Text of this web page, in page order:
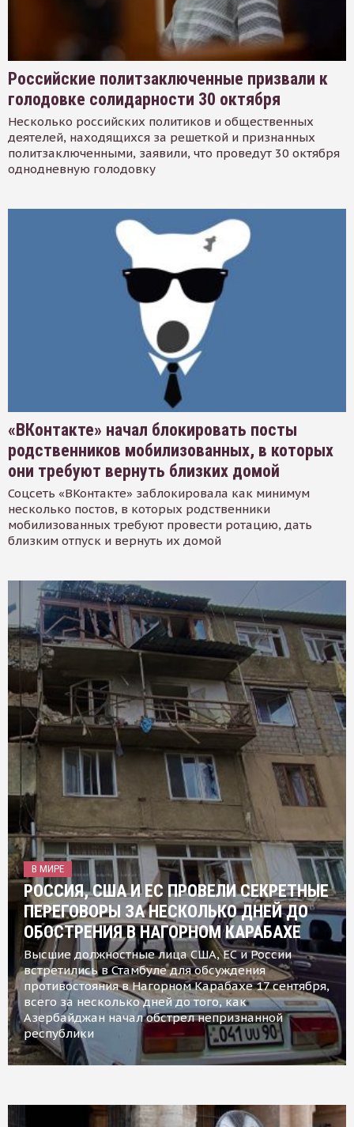
Российские политзаключенные призвали к
голодовке солидарности 30 октября
Несколько российских политиков и общественных
деятелей, находящихся за решеткой и признанных
политзаключенными, заявили, что проведут 30 октября
однодневную голодовку
«ВКонтакте» начал блокировать посты
родственников мобилизованных, в которых
они требуют вернуть близких домой
Соцсеть «ВКонтакте» заблокировала как минимум
несколько постов, в которых родственники
мобилизованных требуют провести ротацию, дать
близким отпуск и вернуть их домой
В МИРЕ
РОССИЯ, США И ЕС ПРОВЕЛИ СЕКРЕТНЫЕ
ПЕРЕГОВОРЫ ЗА НЕСКОЛЬКО ДНЕЙ ДО
ОБОСТРЕНИЯ В НАГОРНОМ КАРАБАХЕ
Высшие должностные лица США, ЕС и России
встретились в Стамбуле для обсуждения
противостояния в Нагорном Карабахе 17 сентября,
всего за несколько дней до того, как
Азербайджан начал обстрел непризнанной
республики